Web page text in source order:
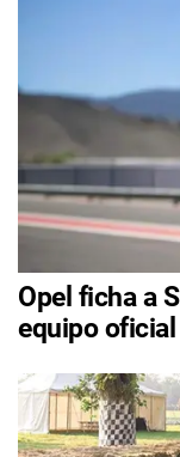
Opel ficha a
equipo